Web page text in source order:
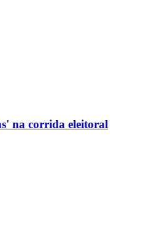
na corrida eleitoral